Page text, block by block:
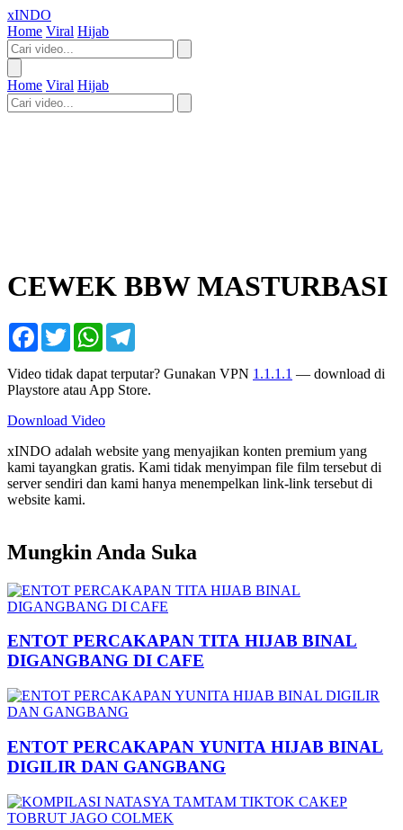
xINDO
Home Viral Hijab
Home Viral Hijab
CEWEK BBW MASTURBASI
Facebook
TwitterWhatsApp
Video tidak dapat terputar? Gunakan VPN 1.1.1.1 — download di
Playstore atau App Store.
Download Video
xINDO adalah website yang menyajikan konten premium yang
kami tayangkan gratis. Kami tidak menyimpan file film tersebut di
server sendiri dan kami hanya menempelkan link-link tersebut di
website kami.
Mungkin Anda Suka
ENTOT PERCAKAPAN TITA HIJAB BINAL
DIGANGBANG DI CAFE
ENTOT PERCAKAPAN YUNITA HIJAB BINAL
DIGILIR DAN GANGBANG